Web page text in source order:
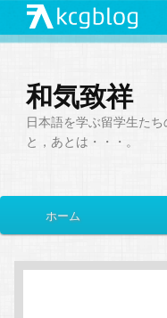
和気致祥
日本語を学ぶ留学生た
と，あとは・・・。
イ
メ
イ
サ
ブ
ホーム